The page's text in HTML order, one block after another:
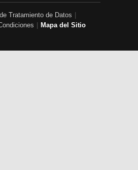
Tratamiento de Datos
Mapa del Sitio